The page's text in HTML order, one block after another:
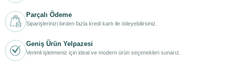
Parçalı Ödeme
Siparişlerinizi birden fazla kredi kartı ile ödeyebilirsiniz.
Geniş Ürün Yelpazesi
Verimli işletmeniz için ideal ve modern ürün seçenekleri sunarız.